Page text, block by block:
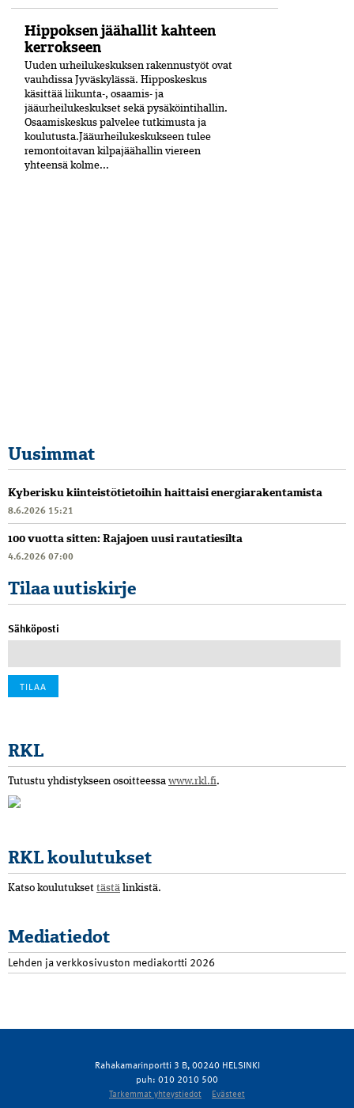
Hippoksen jäähallit kahteen
kerrokseen
Uuden urheilukeskuksen rakennustyöt ovat
vauhdissa Jyväskylässä. Hipposkeskus
käsittää liikunta-, osaamis- ja
jääurheilukeskukset sekä pysäköintihallin.
Osaamiskeskus palvelee tutkimusta ja
koulutusta.Jääurheilukeskukseen tulee
remontoitavan kilpajäähallin viereen
yhteensä kolme...
Uusimmat
Kyberisku kiinteistötietoihin haittaisi energiarakentamista
8.6.2026 15:21
100 vuotta sitten: Rajajoen uusi rautatiesilta
4.6.2026 07:00
Tilaa uutiskirje
Sähköposti
RKL
Tutustu yhdistykseen osoitteessa www.rkl.fi.
RKL koulutukset
Katso koulutukset tästä linkistä.
Mediatiedot
Lehden ja verkkosivuston mediakortti 2026
Rahakamarinportti 3 B, 00240 HELSINKI
puh: 010 2010 500
Tarkemmat yhteystiedot Evästeet